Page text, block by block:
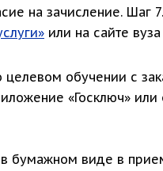
на зачисление.
или на сайте
обучении с
«Госключ» или
бумажном виде в